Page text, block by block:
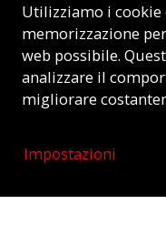
Mi iscrivo
© 2026 - AIUTO ALLA
Impronta
Protezione dei dati
Utilizziamo i
memorizzazione
web possibile.
analizzare il
migliorare
Impostazioni